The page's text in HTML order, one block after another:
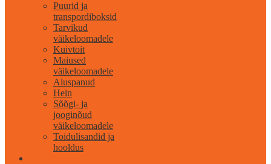
Puurid ja
transpordiboksid
Tarvikud
väikeloomadele
Kuivtoit
Maiused
väikeloomadele
Aluspanud
Hein
Sõõgi- ja
jooginõud
väikeloomadele
Toidulisandid ja
hooldus